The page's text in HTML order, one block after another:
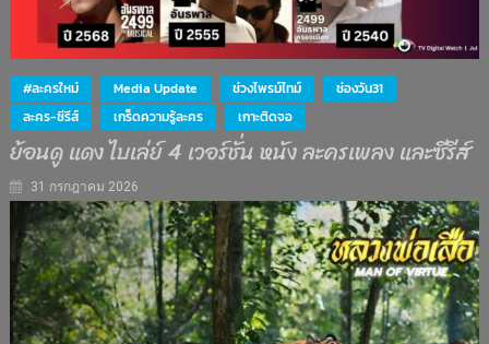
#ละครใหม่ Media Update ช่วงไพรม์ไทม์
ช่องวัน31
ละคร-ซีรีส์
เกร็ดความรู้ละคร เกาะติดจอ
ย้อนดู แดง ไบเล่ย์ 4 เวอร์ชั่น หนัง ละครเพลง และซีรีส์
31 กรกฎาคม 2026